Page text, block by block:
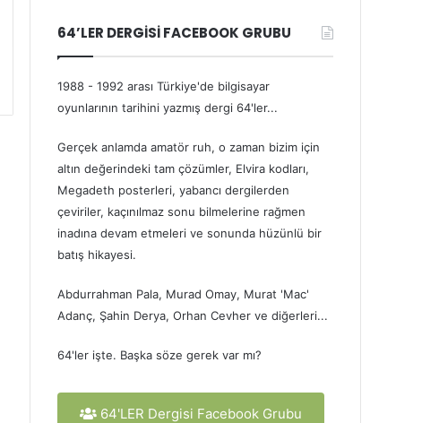
64’LER DERGİSİ FACEBOOK GRUBU
1988 - 1992 arası Türkiye'de bilgisayar
oyunlarının tarihini yazmış dergi 64'ler...
Gerçek anlamda amatör ruh, o zaman bizim için
altın değerindeki tam çözümler, Elvira kodları,
Megadeth posterleri, yabancı dergilerden
çeviriler, kaçınılmaz sonu bilmelerine rağmen
inadına devam etmeleri ve sonunda hüzünlü bir
batış hikayesi.
Abdurrahman Pala, Murad Omay, Murat 'Mac'
Adanç, Şahin Derya, Orhan Cevher ve diğerleri...
64'ler işte. Başka söze gerek var mı?
64'LER Dergisi Facebook Grubu